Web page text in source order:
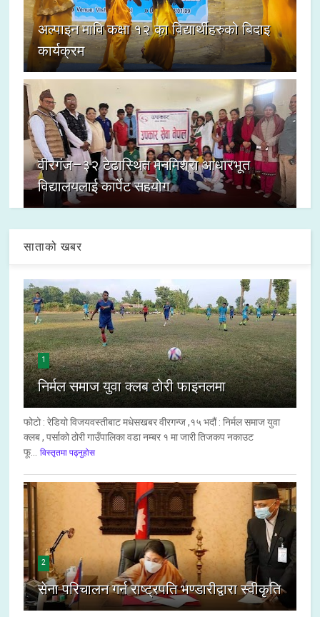
अल्पाइन मावि कक्षा १२ का विद्यार्थीहरुको बिदाइ
कार्यक्रम
वीरगंज–३२ टेढास्थित मनमिश्रा आधारभूत
विद्यालयलाई कार्पेट सहयोग
साताको खबर
1
निर्मल समाज युवा क्लब ठोरी फाइनलमा
फोटो : रेडियो विजयवस्तीबाट मधेसखबर वीरगन्ज ,१५ भदौं : निर्मल समाज युवा
क्लब , पर्साको ठोरी गाउँपालिका वडा नम्बर १ मा जारी तिजकप नकाउट
फू...
विस्तृतमा पढ्नुहोस
2
सेना परिचालन गर्न राष्ट्रपति भण्डारीद्वारा स्वीकृति